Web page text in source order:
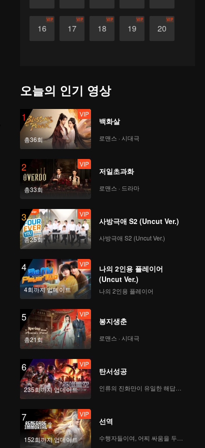
16
VIP
17
VIP
18
VIP
19
VIP
20
VIP
오늘의 인기 영상
1
총36회
VIP
백화살
로맨스 · 시대극
2
총33회
VIP
저일초과화
로맨스 · 드라마
3
총25회
VIP
사방극애 S2 (Uncut Ver.)
사방극애 S2 (Uncut Ver.)
4
4회까지 업데이트
VIP
나의 2인용 플레이어
(Uncut Ver.)
나의 2인용 플레이어
5
총21회
VIP
봉지생춘
로맨스 · 시대극
6
235회까지 업데이트
VIP
탄서성공
인류의 진화만이 유일한 해답이다
7
152회까지 업데이트
VIP
선역